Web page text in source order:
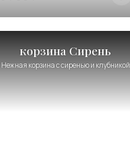
корзина Сирень
Нежная корзина с сиренью и клубникой